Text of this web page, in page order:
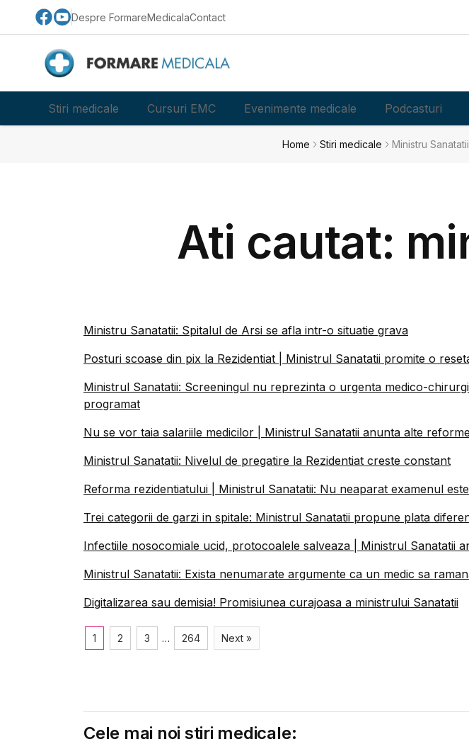
Despre FormareMedicalaContact
Stiri medicale Cursuri EMC Evenimente medicale Podcasturi
Home Stiri medicale Ministru
Ati cautat:
Ministru Sanatatii: Spitalul de Arsi se afla intr-o situatie grava
Posturi scoase din pix la Rezidentiat | Ministrul Sanatatii promite o
Ministrul Sanatatii: Screeningul nu reprezinta o urgenta medico-
programat
Nu se vor taia salariile medicilor | Ministrul Sanatatii anunta alte reforme
Ministrul Sanatatii: Nivelul de pregatire la Rezidentiat creste constant
Reforma rezidentiatului | Ministrul Sanatatii: Nu neaparat examenul
Trei categorii de garzi in spitale: Ministrul Sanatatii propune plata
Infectiile nosocomiale ucid, protocoalele salveaza | Ministrul Sanatatii
Ministrul Sanatatii: Exista nenumarate argumente ca un medic sa
Digitalizarea sau demisia! Promisiunea curajoasa a ministrului Sanatatii
1 2 3 … 264 Next »
Cele mai noi stiri medicale: